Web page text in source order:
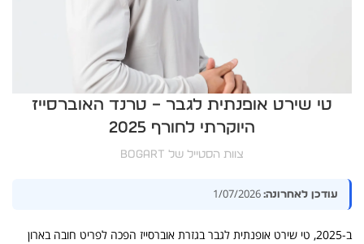
טי שירט אופנתית לגבר – טרנד האוברסייז
היוקרתי לחורף 2025
צוות הסטייל של BOGART
עודכן לאחרונה:
ב-2025, טי שירט אופנתית לגבר בגזרת אוברסייז הפכה לפריט חובה בארון